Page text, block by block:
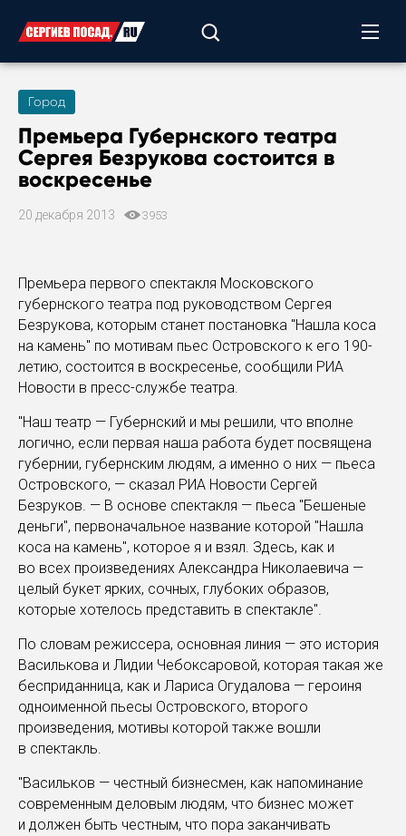
Город
Премьера Губернского театра
Сергея Безрукова состоится в
воскресенье
20 декабря 2013 3953
Премьера первого спектакля Московского
губернского театра под руководством Сергея
Безрукова, которым станет постановка "Нашла коса
на камень" по мотивам пьес Островского к его 190-
летию, состоится в воскресенье, сообщили РИА
Новости в пресс-службе театра.
"Наш театр — Губернский и мы решили, что вполне
логично, если первая наша работа будет посвящена
губернии, губернским людям, а именно о них — пьеса
Островского, — сказал РИА Новости Сергей
Безруков. — В основе спектакля — пьеса "Бешеные
деньги", первоначальное название которой "Нашла
коса на камень", которое я и взял. Здесь, как и
во всех произведениях Александра Николаевича —
целый букет ярких, сочных, глубоких образов,
которые хотелось представить в спектакле".
По словам режиссера, основная линия — это история
Василькова и Лидии Чебоксаровой, которая такая же
бесприданница, как и Лариса Огудалова — героиня
одноименной пьесы Островского, второго
произведения, мотивы которой также вошли
в спектакль.
"Васильков — честный бизнесмен, как напоминание
современным деловым людям, что бизнес может
и должен быть честным, что пора заканчивать